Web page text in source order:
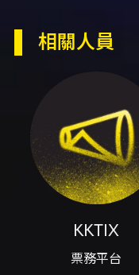
行 RAISE A
IGNITION」公
館 - 2026-08-
號展館 - 演出
座（電腦配位
（重點） - 購
並完成手機號
制抽選登記（
23:59（HKT
1 次登記，每
多 2 張。抽
相關人員
KKTIX
票務平台